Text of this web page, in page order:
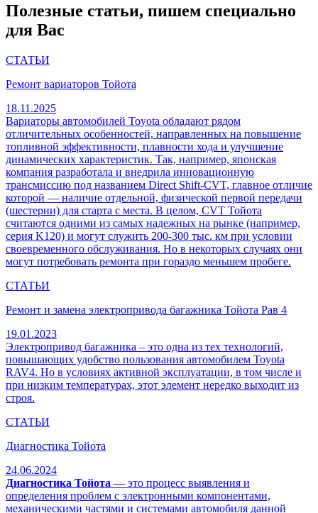
Полезные статьи, пишем специально
для Вас
СТАТЬИ
Ремонт вариаторов Тойота
18.11.2025
Вариаторы автомобилей Toyota обладают рядом
отличительных особенностей, направленных на повышение
топливной эффективности, плавности хода и улучшение
динамических характеристик. Так, например, японская
компания разработала и внедрила инновационную
трансмиссию под названием Direct Shift-CVT, главное отличие
которой — наличие отдельной, физической первой передачи
(шестерни) для старта с места. В целом, CVT Тойота
считаются одними из самых надежных на рынке (например,
серия K120) и могут служить 200-300 тыс. км при условии
своевременного обслуживания. Но в некоторых случаях они
могут потребовать ремонта при гораздо меньшем пробеге.
СТАТЬИ
Ремонт и замена электропривода багажника Тойота Рав 4
19.01.2023
Электропривод багажника – это одна из тех технологий,
повышающих удобство пользования автомобилем Toyota
RAV4. Но в условиях активной эксплуатации, в том числе и
при низким температурах, этот элемент нередко выходит из
строя.
СТАТЬИ
Диагностика Тойота
24.06.2024
Диагностика Тойота — это процесс выявления и
определения проблем с электронными компонентами,
механическими частями и системами автомобиля данной